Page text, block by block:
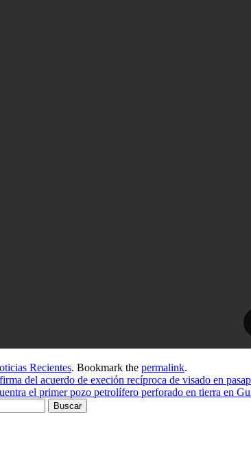
Recientes. Bookmark the permalink.
del acuerdo de execión recíproca de visado en
el primer pozo petrolífero perforado en tierra en